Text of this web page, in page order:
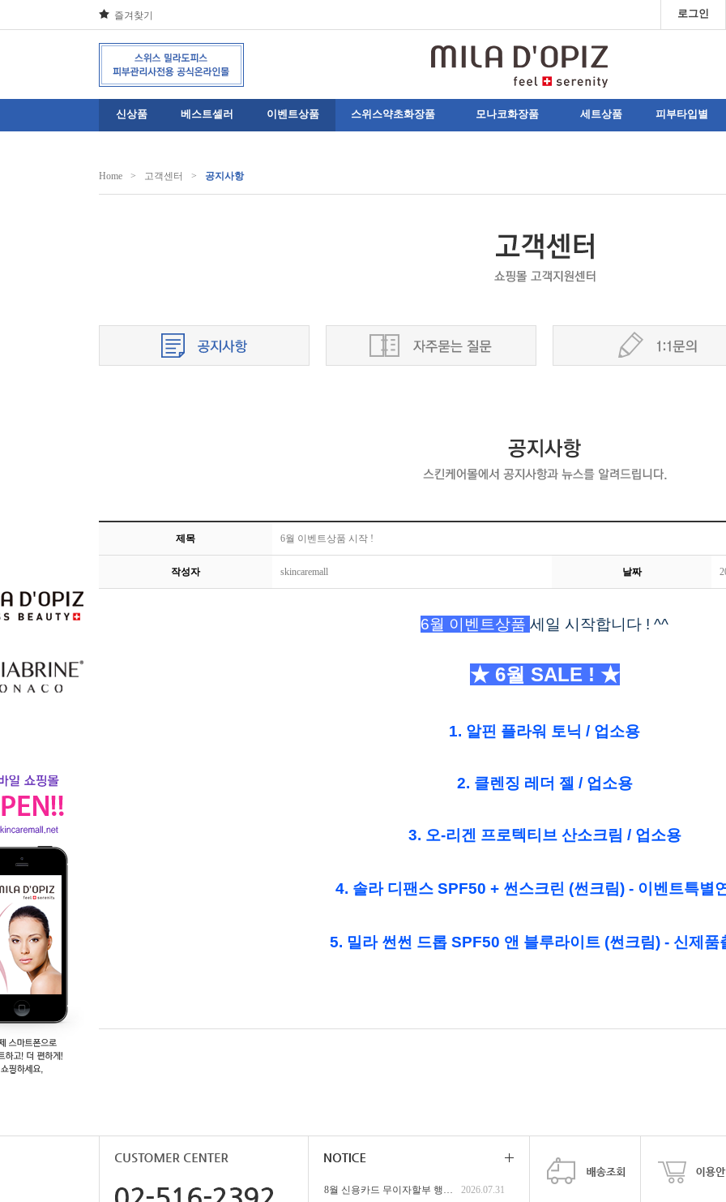
즐겨찾기 로그인
신상품 베스트셀러 이벤트상품 스위스약초화장품 모나코화장품 세트상품 피부타입별
Home > 고객센터 > 공지사항
제목 6월 이벤트상품 시작 !
작성자 skincaremall 날짜
6월 이 벤트상품 세일 시작합니다 ! ^^
★ 6월 SALE ! ★
1. 알핀 플라워 토닉 / 업소용
2. 클렌징 레더 젤 / 업소용
3. 오-리겐 프로텍티브 산소크림 / 업소용
4. 솔라 디팬스 SPF50 + 썬스크린 (썬크림) - 이벤트특별
5. 밀라 썬썬 드롭 SPF50 앤 블루라이트 (썬크림) - 신제품
8월 신용카드 무이자할부 행사안내
2026.07.31